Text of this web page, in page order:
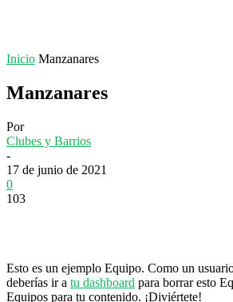
Inicio Manzanares
Manzanares
Por
Clubes y Barrios
-
17 de junio de 2021
0
103
Esto es un ejemplo Equipo. Como un
deberías ir a tu dashboard para borrar esto
Equipos para tu contenido. ¡Diviértete!